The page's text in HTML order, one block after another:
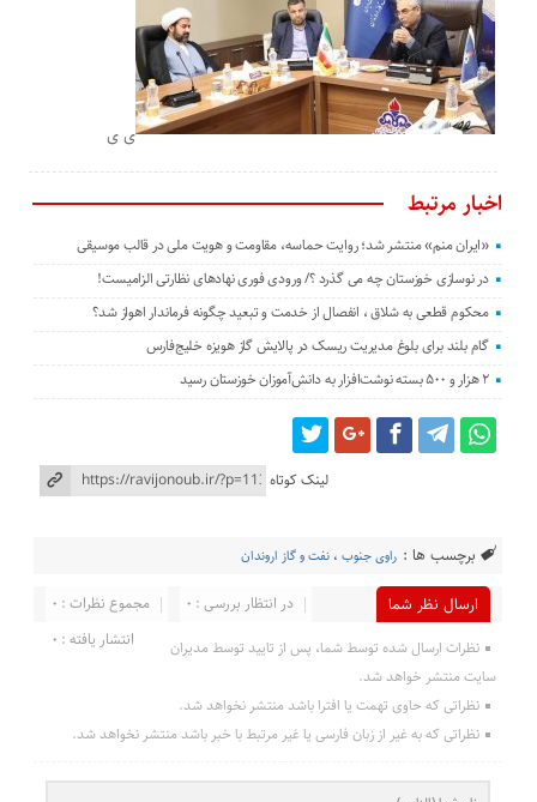
ی ی
اخبار مرتبط
«ایران منم» منتشر شد؛ روایت حماسه، مقاومت و هویت ملی در قالب موسیقی
در نوسازی خوزستان چه می گذرد ؟/ ورودی فوری نهادهای نظارتی الزامیست!
محکوم قطعی به شلاق ، انفصال از خدمت و تبعید چگونه فرماندار اهواز شد؟
گام بلند برای بلوغ مدیریت ریسک در پالایش گاز هویزه خلیج‌فارس
۲ هزار و ۵۰۰ بسته نوشت‌افزار به دانش‌آموزان خوزستان رسید
لینک کوتاه
برچسب ها : راوی جنوب ،نفت و گاز اروندان
ارسال نظر شما مجموع نظرات : 0
در انتظار بررسی : 0
انتشار یافته : 0
نظرات ارسال شده توسط شما، پس از تایید توسط مدیران
سایت منتشر خواهد شد.
نظراتی که حاوی تهمت یا افترا باشد منتشر نخواهد شد.
نظراتی که به غیر از زبان فارسی یا غیر مرتبط با خبر باشد منتشر نخواهد شد.